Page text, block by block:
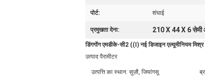
पोर्ट: शंघाई
प्रमुखता देना: 210 X 44 X 6 सेमी
डिंगगोंग एमडीके-सी2 ((I) नई डिजाइन एल्यूमीनियम
उत्पाद पैरामीटर
उत्पत्ति का स्थान: सुज़ौ, जियांगसू